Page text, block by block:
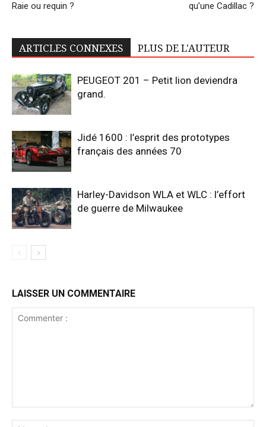
Raie ou requin ?
qu’une Cadillac ?
ARTICLES CONNEXES PLUS DE L'AUTEUR
PEUGEOT 201 – Petit lion deviendra
grand.
Jidé 1600 : l’esprit des prototypes
français des années 70
Harley-Davidson WLA et WLC : l’effort
de guerre de Milwaukee
LAISSER UN COMMENTAIRE